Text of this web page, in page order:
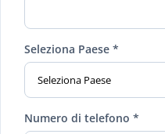
Seleziona Paese *
Numero di telefono *